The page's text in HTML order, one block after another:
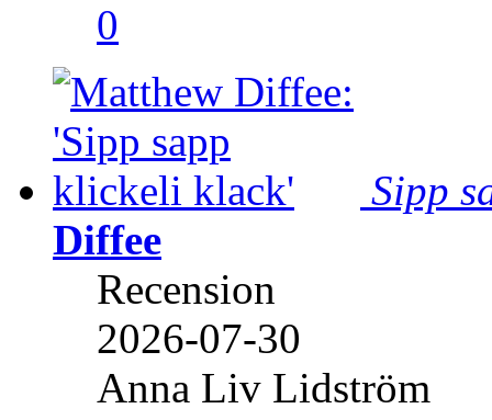
0
Sipp
Diffee
Recension
2026-07-30
Anna Liv Lidström